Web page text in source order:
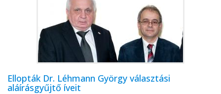
Ellopták Dr. Léhmann György választási
aláírásgyűjtő íveit